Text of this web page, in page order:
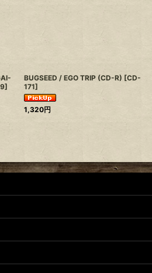
]
BUGSEED / EGO TRIP (CD-R) [CD-
171]
1,320円